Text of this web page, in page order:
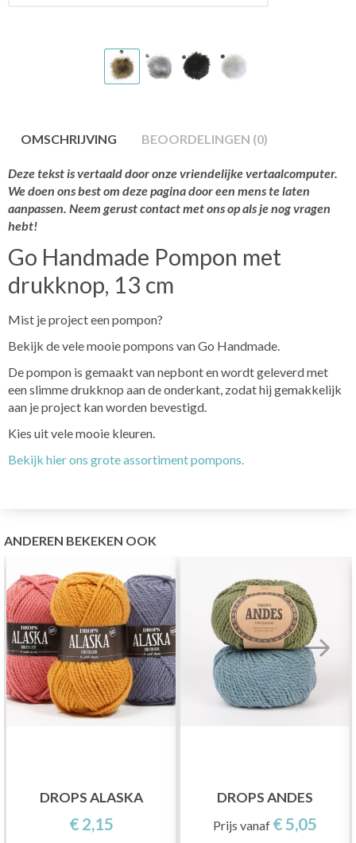
OMSCHRIJVING BEOORDELINGEN (0)
Deze tekst is vertaald door onze vriendelijke vertaalcomputer.
We doen ons best om deze pagina door een mens te laten
aanpassen. Neem gerust contact met ons op als je nog vragen
hebt!
Go Handmade Pompon met
drukknop, 13 cm
Mist je project een pompon?
Bekijk de vele mooie pompons van Go Handmade.
De pompon is gemaakt van nepbont en wordt geleverd met
een slimme drukknop aan de onderkant, zodat hij gemakkelijk
aan je project kan worden bevestigd.
Kies uit vele mooie kleuren.
Bekijk hier ons grote assortiment pompons.
ANDEREN BEKEKEN OOK
DROPS ALASKA
€ 2,15
DROPS ANDES
Prijs vanaf € 5,05